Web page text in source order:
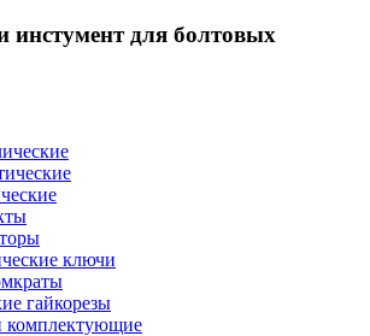
инстумент для болтовых
ключи
гайкорезы
комплектующие